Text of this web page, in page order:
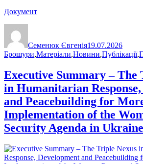
Документ
Семенюк Євгенія19.07.2026
Брошури,Матеріали,Новини,Публікації,
Executive Summary – The
in Humanitarian
and Peacebuilding for
Implementation of the
Security Agenda in Ukraine